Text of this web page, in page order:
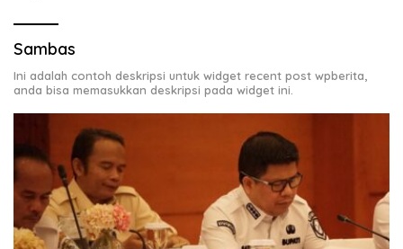
Sambas
Ini adalah contoh deskripsi untuk widget recent post wpberita,
anda bisa memasukkan deskripsi pada widget ini.